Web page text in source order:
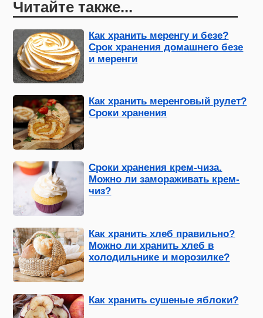
Читайте также...
Как хранить меренгу и безе?
Срок хранения домашнего безе
и меренги
Как хранить меренговый рулет?
Сроки хранения
Сроки хранения крем-чиза.
Можно ли замораживать крем-
чиз?
Как хранить хлеб правильно?
Можно ли хранить хлеб в
холодильнике и морозилке?
Как хранить сушеные яблоки?